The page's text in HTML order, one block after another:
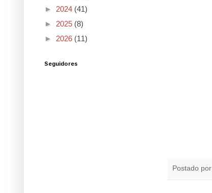
Postado por
► 2024 (41)
► 2025 (8)
► 2026 (11)
Seguidores